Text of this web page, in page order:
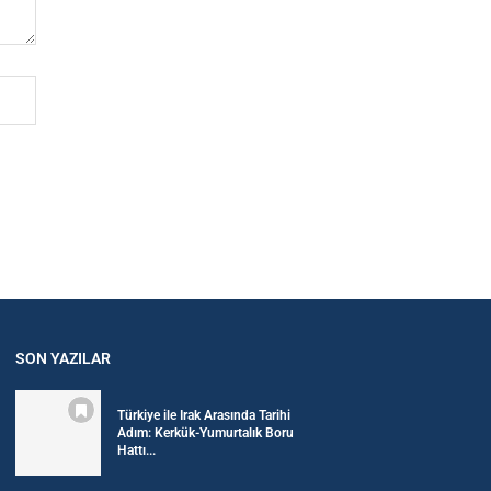
SON YAZILAR
Türkiye ile Irak Arasında Tarihi
Adım: Kerkük-Yumurtalık Boru
Hattı...